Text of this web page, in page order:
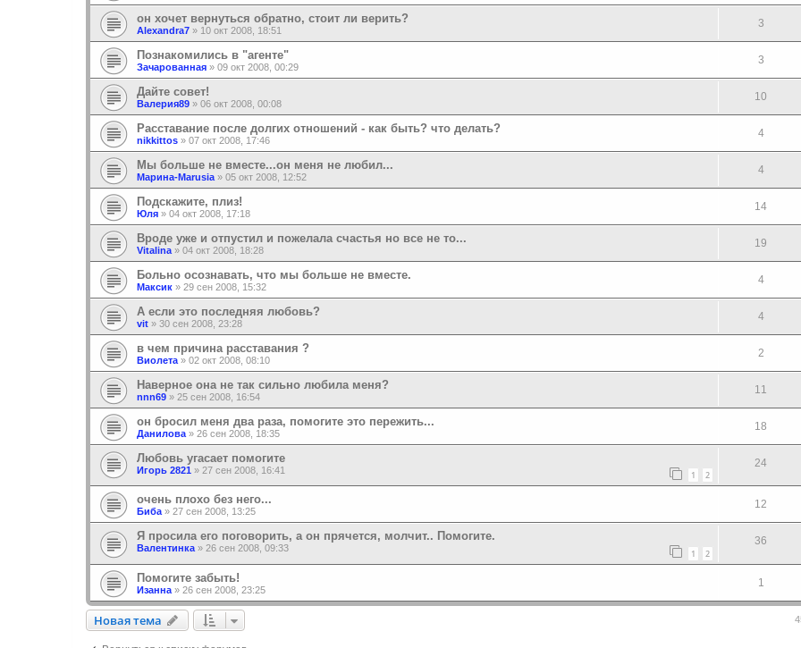
он хочет вернуться обратно, стоит ли верить?
Alexandra7 » 10 окт 2008, 18:51
3
Познакомились в "агенте"
Зачарованная » 09 окт 2008, 00:29
3
Дайте совет!
Валерия89 » 06 окт 2008, 00:08
10
Расставание после долгих отношений - как быть? что делать?
nikkittos » 07 окт 2008, 17:46
4
Мы больше не вместе...он меня не любил...
Марина-Marusia » 05 окт 2008, 12:52
4
Подскажите, плиз!
Юля » 04 окт 2008, 17:18
14
Вроде уже и отпустил и пожелала счастья но все не то...
Vitalina » 04 окт 2008, 18:28
19
Больно осознавать, что мы больше не вместе.
Максик » 29 сен 2008, 15:32
4
А если это последняя любовь?
vit » 30 сен 2008, 23:28
4
в чем причина расставания ?
Виолета » 02 окт 2008, 08:10
2
Наверное она не так сильно любила меня?
nnn69 » 25 сен 2008, 16:54
11
он бросил меня два раза, помогите это пережить...
Данилова » 26 сен 2008, 18:35
18
Любовь угасает помогите
Игорь 2821 » 27 сен 2008, 16:41 1 2
24
очень плохо без него...
Биба » 27 сен 2008, 13:25
12
Я просила его поговорить, а он прячется, молчит.. Помогите.
Валентинка » 26 сен 2008, 09:33 1 2
36
Помогите забыть!
Изанна » 26 сен 2008, 23:25
1
Новая тема
Новаятема